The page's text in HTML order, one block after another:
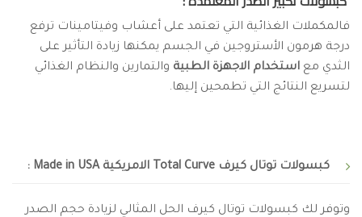
فالمكملات الغذائية التي تعتمد على أعشاب وفيتامينات ترفع
درجة هرمون الأستروجين في الجسم يمكنها زيادة التأثير على
الثدي مع استخدام الاجهزة الطبية والتمارين والنظام الغذائي
لتسريع النتائج التي تطمحين إليها.
كبسولات توتال كيرف Total Curve الامريكية Made in USA :
وتوفر لك كبسولات توتال كيرف الحل المثالي لزيادة حجم الصدر